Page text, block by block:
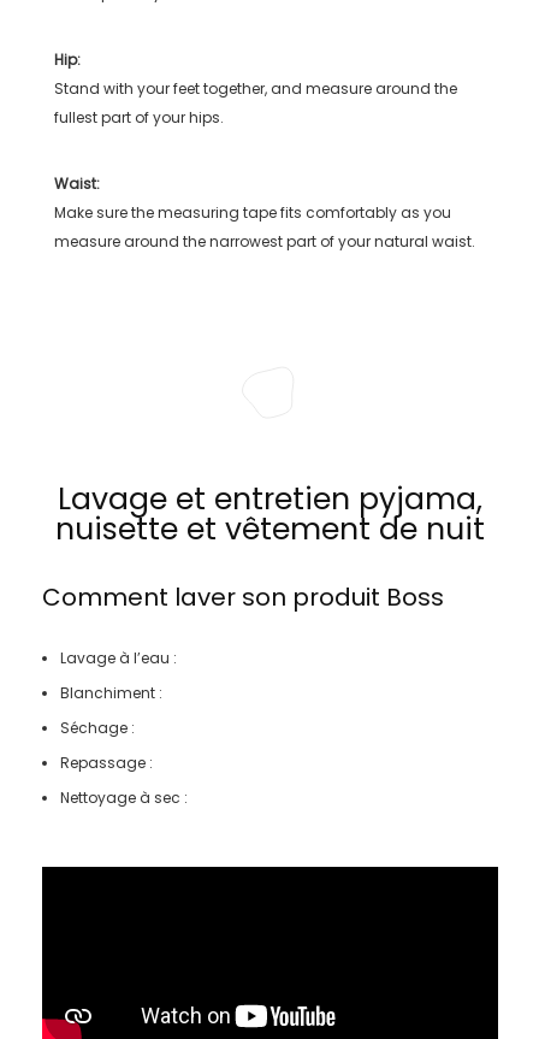
Hip:
Stand with your feet together, and measure around the
fullest part of your hips.
Waist:
Make sure the measuring tape fits comfortably as you
measure around the narrowest part of your natural waist.
Lavage et entretien pyjama,
nuisette et vêtement de nuit
Comment laver son produit Boss
Lavage à l’eau :
Blanchiment :
Séchage :
Repassage :
Nettoyage à sec :